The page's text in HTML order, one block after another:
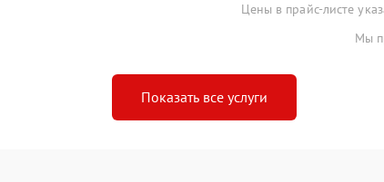
Цены в прайс-листе
Мы
Показать все услуги